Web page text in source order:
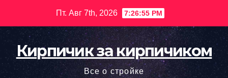
содержимому
Пт. Авг 7th, 2026 7:26:57 PM
Кирпичик за кирпичиком
Все о стройке